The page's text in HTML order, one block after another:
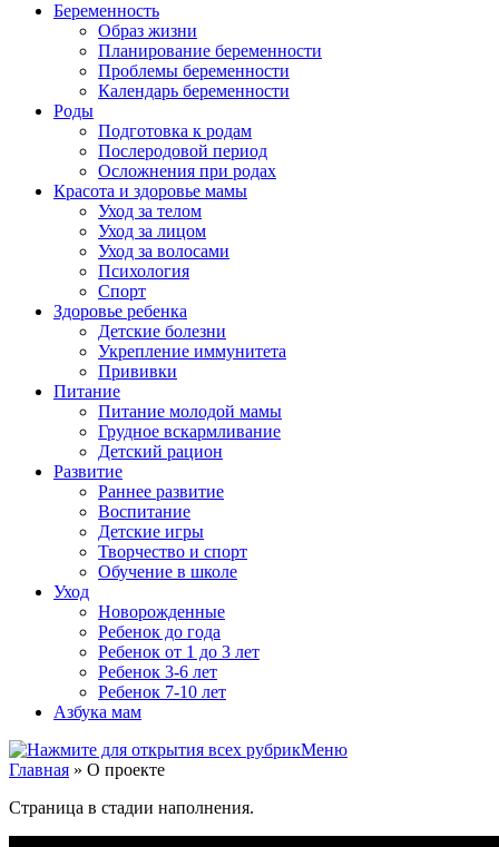
Беременность
Образ жизни
Планирование беременности
Проблемы беременности
Календарь беременности
Роды
Подготовка к родам
Послеродовой период
Осложнения при родах
Красота и здоровье мамы
Уход за телом
Уход за лицом
Уход за волосами
Психология
Спорт
Здоровье ребенка
Детские болезни
Укрепление иммунитета
Прививки
Питание
Питание молодой мамы
Грудное вскармливание
Детский рацион
Развитие
Раннее развитие
Воспитание
Детские игры
Творчество и спорт
Обучение в школе
Уход
Новорожденные
Ребенок до года
Ребенок от 1 до 3 лет
Ребенок 3-6 лет
Ребенок 7-10 лет
Азбука мам
Меню
Главная » О проекте
Страница в стадии наполнения.